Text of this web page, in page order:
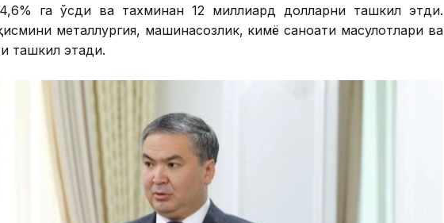
га ўсди ва тахминан 12 миллиард долларни ташкил этди.
металлургия, машинасозлик, кимё саноати маҳсулотлари ва
ташкил этади.